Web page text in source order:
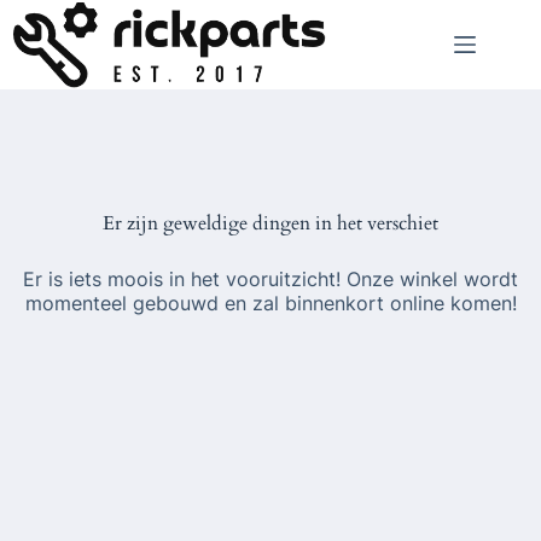
naar
de
inhoud
Er zijn geweldige dingen in het verschiet
Er is iets moois in het vooruitzicht! Onze winkel wordt
momenteel gebouwd en zal binnenkort online komen!